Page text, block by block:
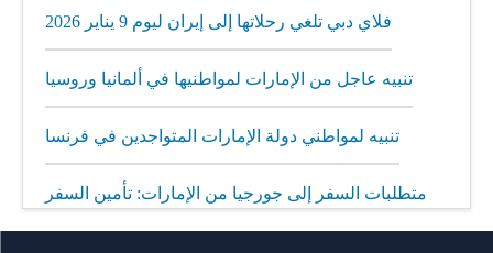
فلاي دبي تلغي رحلاتها إلى إيران ليوم 9 يناير 2026
تنبيه عاجل من الإمارات لمواطنيها في ألمانيا وروسيا
تنبيه لمواطني دولة الإمارات المتواجدين في فرنسا
متطلبات السفر إلى جورجيا من الإمارات: تأمين السفر
إلزامي